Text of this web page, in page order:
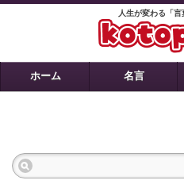
人生が変わる「
ホーム 名言